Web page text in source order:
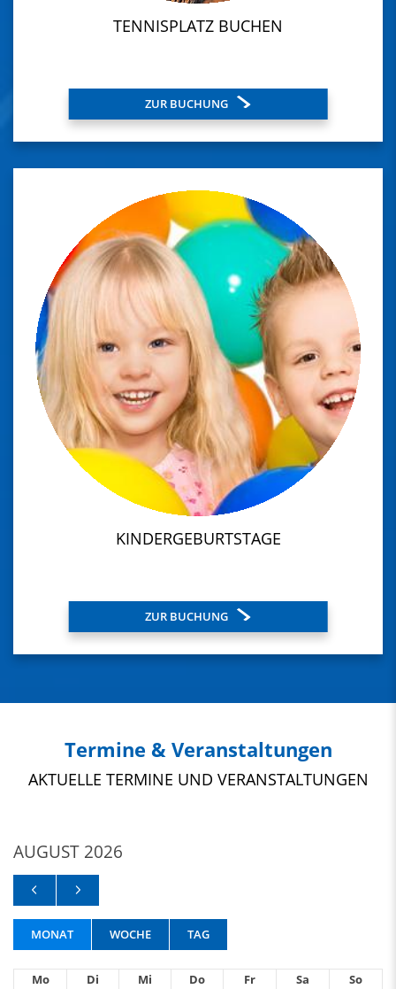
TENNISPLATZ BUCHEN
ZUR BUCHUNG
KINDERGEBURTSTAGE
ZUR BUCHUNG
Termine & Veranstaltungen
AKTUELLE TERMINE UND VERANSTALTUNGEN
AUGUST 2026
MONAT WOCHE TAG
Mo Di Mi Do Fr Sa
So